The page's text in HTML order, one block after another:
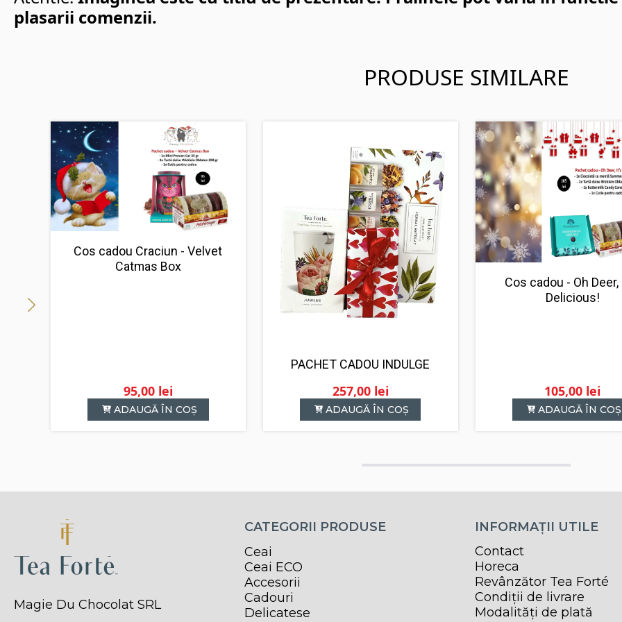
plasarii comenzii.
PRODUSE SIMILARE
Cos cadou Craciun - Velvet
Catmas Box
95,00 lei
ADAUGĂ ÎN COȘ
PACHET CADOU INDULGE
257,00 lei
ADAUGĂ ÎN COȘ
Cos cadou - Oh
Delicious!
105,00 lei
ADAUGĂ ÎN COȘ
Magie Du Chocolat SRL
CATEGORII PRODUSE
Ceai
Ceai ECO
Accesorii
Cadouri
Delicatese
INFORMAȚII UTILE
Contact
Horeca
Revânzător Tea Forté
Condiții de livrare
Modalități de plată